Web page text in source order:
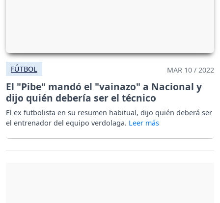
FÚTBOL MAR 10 / 2022
El "Pibe" mandó el "vainazo" a Nacional y
dijo quién debería ser el técnico
El ex futbolista en su resumen habitual, dijo quién deberá ser
el entrenador del equipo verdolaga.